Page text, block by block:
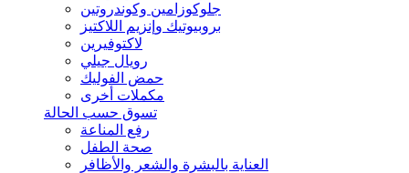
جلوكوزامين وكوندروتين
بروبيوتيك وإنزيم اللاكتيز
لاكتوفيرين
رويال جيلي
حمض الفوليك
مكملات أخرى
تسوق حسب الحالة
رفع المناعة
صحة الطفل
العناية بالبشرة والشعر والأظافر